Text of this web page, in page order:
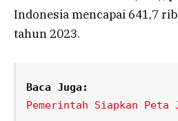
Indonesia mencapai 641,7
tahun 2023.
Baca Juga:
Pemerintah Siapkan Peta